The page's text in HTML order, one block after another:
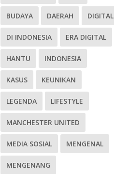
BUDAYA DAERAH DIGITAL
DI INDONESIA ERA DIGITAL
HANTU INDONESIA
KASUS KEUNIKAN
LEGENDA LIFESTYLE
MANCHESTER UNITED
MEDIA SOSIAL MENGENAL
MENGENANG